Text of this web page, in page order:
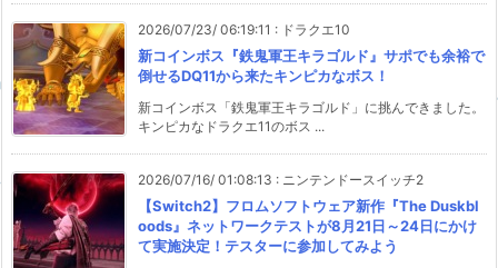
2026/07/23/ 06:19:11 : ドラクエ10
新コインボス『鉄鬼軍王キラゴルド』サポでも余裕で
倒せるDQ11から来たキンピカなボス！
新コインボス「鉄鬼軍王キラゴルド」に挑んできました。
キンピカなドラクエ11のボス ...
2026/07/16/ 01:08:13 : ニンテンドースイッチ2
【Switch2】フロムソフトウェア新作『The Duskbl
oods』ネットワークテストが8月21日～24日にかけ
て実施決定！テスターに参加してみよう